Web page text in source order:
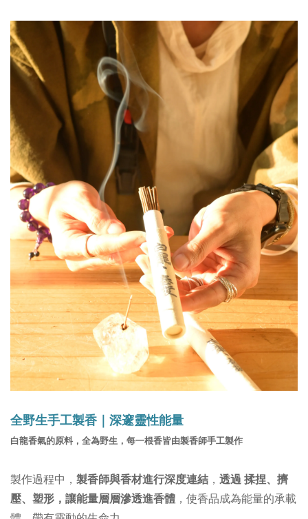
全野生手工製香｜深邃靈性能量
白龍香氣的原料，全為野生，每一根香皆由製香師手工製作
製作過程中， 製香師與香材進行深度連結 ， 透過 揉捏、擠
壓、塑形，讓能量層層滲透進香體 ，使香品成為能量的承載